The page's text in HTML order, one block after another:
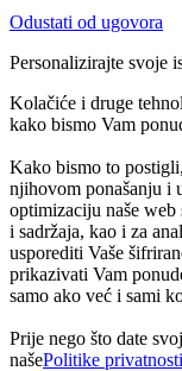
Odustati od ugovora
Personalizirajte svoje
Kolačiće i druge
kako bismo Vam
Kako bismo to
njihovom ponašanju i
optimizaciju naše web
i sadržaja, kao i za
usporediti Vaše
prikazivati Vam
samo ako već i sami
Prije nego što date
našePolitike privatnosti